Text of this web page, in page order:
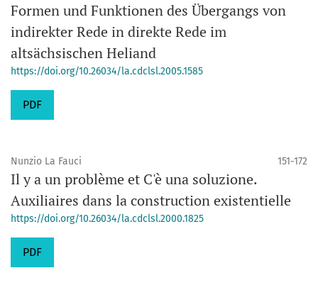
Formen und Funktionen des Übergangs von
indirekter Rede in direkte Rede im
altsächsischen Heliand
https://doi.org/10.26034/la.cdclsl.2005.1585
PDF
Nunzio La Fauci 151-172
Il y a un problème et C'è una soluzione.
Auxiliaires dans la construction existentielle
https://doi.org/10.26034/la.cdclsl.2000.1825
PDF